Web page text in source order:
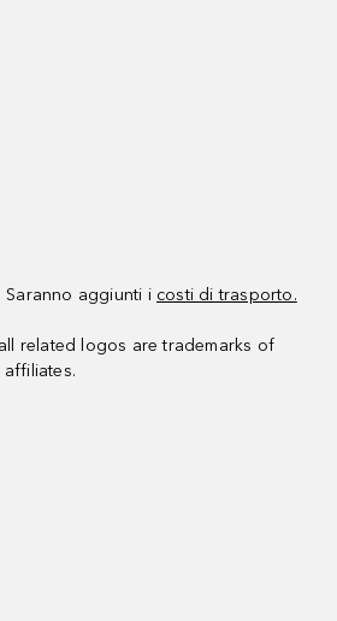
Saranno aggiunti i costi di trasporto.
related logos are trademarks of
affiliates.